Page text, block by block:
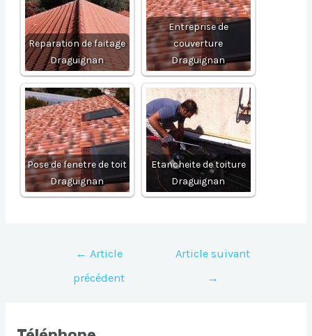
Reparation de faitage
Draguignan
Entreprise de
couverture
Draguignan
Pose de fenetre de toit
Draguignan
Etancheite de toiture
Draguignan
l’article
← Article
précédent
Article suivant
→